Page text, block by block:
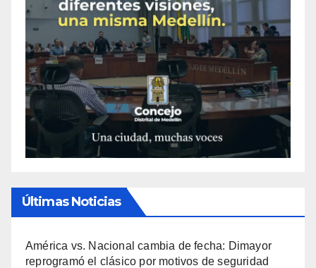
Últimas Noticias
América vs. Nacional cambia de fecha: Dimayor
reprogramó el clásico por motivos de seguridad